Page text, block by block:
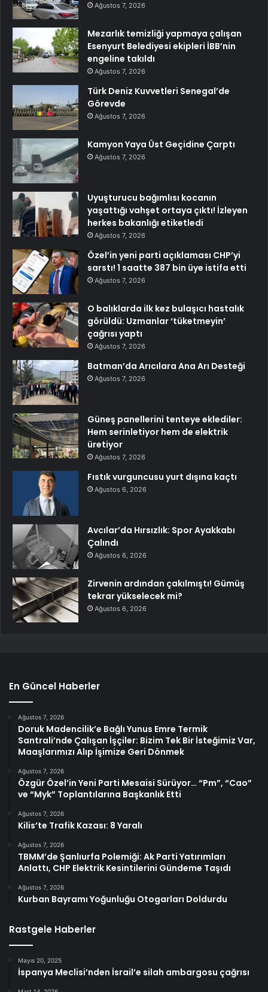
Ağustos 7, 2026
Mezarlık temizliği yapmaya çalışan
Esenyurt Belediyesi ekipleri İBB’nin
engeline takıldı
Ağustos 7, 2026
Türk Deniz Kuvvetleri Senegal’de
Görevde
Ağustos 7, 2026
Kamyon Yaya Üst Geçidine Çarptı
Ağustos 7, 2026
Uyuşturucu bağımlısı kocanın
yaşattığı vahşet ortaya çıktı! İzleyen
herkes bakanlığı etiketledi
Ağustos 7, 2026
Özel’in yeni parti açıklaması CHP’yi
sarstı! 1 saatte 387 bin üye istifa etti
Ağustos 7, 2026
O balıklarda ilk kez bulaşıcı hastalık
görüldü: Uzmanlar ‘tüketmeyin’
çağrısı yaptı
Ağustos 7, 2026
Batman’da Arıcılara Ana Arı Desteği
Ağustos 7, 2026
Güneş panellerini tenteye eklediler:
Hem serinletiyor hem de elektrik
üretiyor
Ağustos 7, 2026
Fıstık vurguncusu yurt dışına kaçtı
Ağustos 6, 2026
Avcılar’da Hırsızlık: Spor Ayakkabı
Çalındı
Ağustos 6, 2026
Zirvenin ardından çakılmıştı! Gümüş
tekrar yükselecek mi?
Ağustos 6, 2026
En Güncel Haberler
Ağustos 7, 2026
Doruk Madencilik’e Bağlı Yunus Emre Termik
Santrali’nde Çalışan İşçiler: Bizim Tek Bir İsteğimiz Var,
Maaşlarımızı Alıp İşimize Geri Dönmek
Ağustos 7, 2026
Özgür Özel’in Yeni Parti Mesaisi Sürüyor… “Pm”, “Cao”
ve “Myk” Toplantılarına Başkanlık Etti
Ağustos 7, 2026
Kilis’te Trafik Kazası: 8 Yaralı
Ağustos 7, 2026
TBMM’de Şanlıurfa Polemiği: Ak Parti Yatırımları
Anlattı, CHP Elektrik Kesintilerini Gündeme Taşıdı
Ağustos 7, 2026
Kurban Bayramı Yoğunluğu Otogarları Doldurdu
Rastgele Haberler
Mayıs 20, 2025
İspanya Meclisi’nden İsrail’e silah ambargosu çağrısı